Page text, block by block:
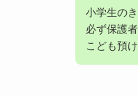
小学生の
必ず保護
こども預